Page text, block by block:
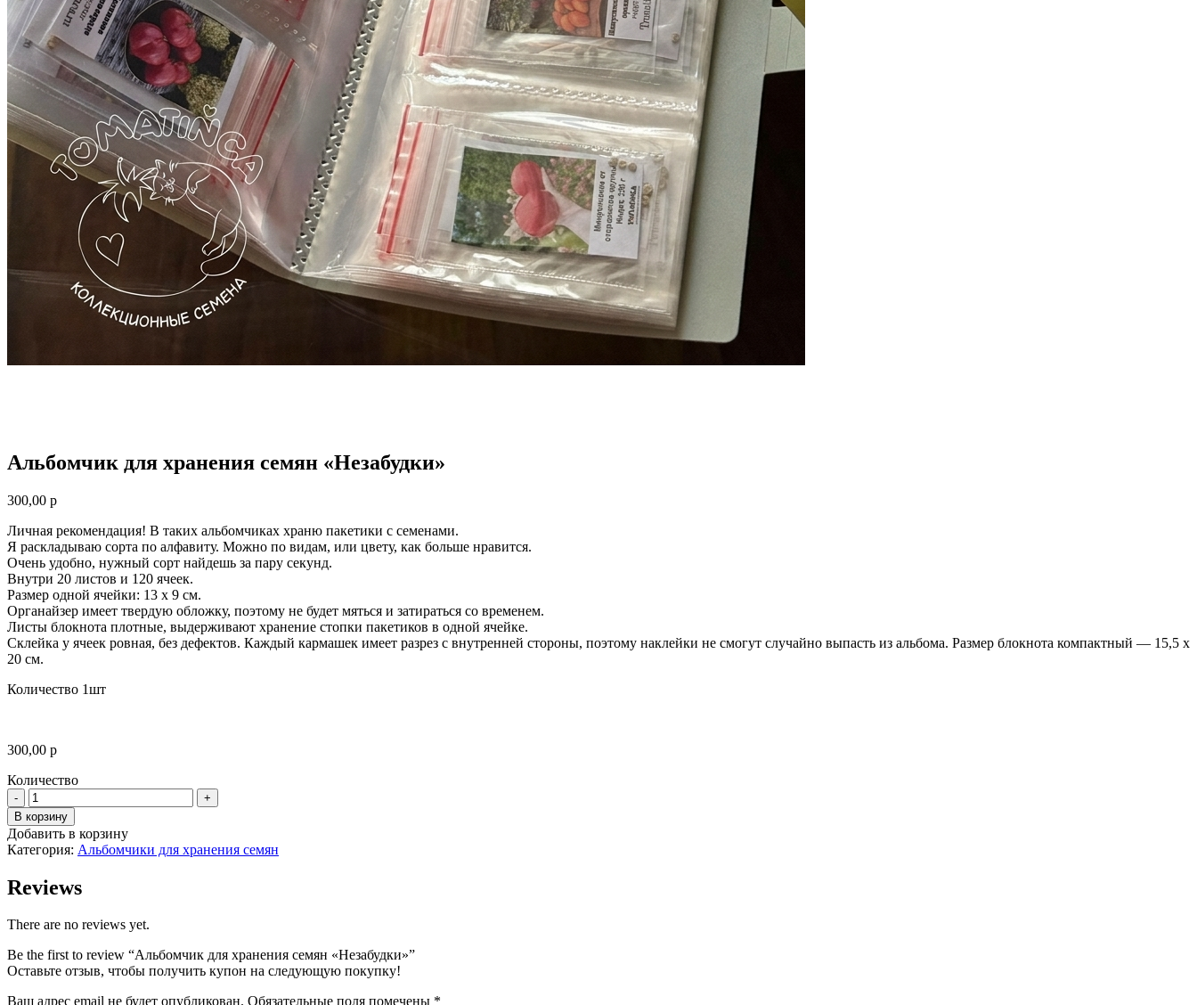
Альбомчик для хранения семян «Незабудки»
300,00 р
Личная рекомендация! В таких альбомчиках храню пакетики с семенами.
Я раскладываю сорта по алфавиту. Можно по видам, или цвету, как больше нравится.
Очень удобно, нужный сорт найдешь за пару секунд.
Внутри 20 листов и 120 ячеек.
Размер одной ячейки: 13 х 9 см.
Органайзер имеет твердую обложку, поэтому не будет мяться и затираться со временем.
Листы блокнота плотные, выдерживают хранение стопки пакетиков в одной ячейке.
Склейка у ячеек ровная, без дефектов. Каждый кармашек имеет разрез с внутренней стороны, поэтому наклейки не смогут случайно выпасть из альбома. Размер блокнота компактный — 15,5 х
20 см.
Количество 1шт
300,00 р
Количество
Количество
В корзину
Добавить в корзину
Категория: Альбомчики для хранения семян
Reviews
There are no reviews yet.
Be the first to review “Альбомчик для хранения семян «Незабудки»”
Оставьте отзыв, чтобы получить купон на следующую покупку!
Ваш адрес email не будет опубликован. Обязательные поля помечены *